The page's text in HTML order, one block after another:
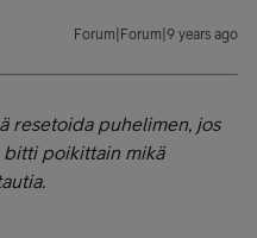
Forum|Forum|9 years ago
resetoida puhelimen, jos
bitti poikittain mikä